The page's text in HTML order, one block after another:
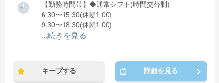
【勤務時間帯】◆通常シフト(時間交替制)
6:30〜15:30(休憩1:00)
9:30〜18:30(休憩1:00)
11:30〜20:30(休憩1:00)
...続きを見る
キープする 詳細を見る